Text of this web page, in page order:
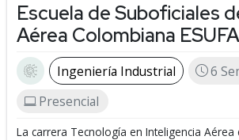
Escuela de Suboficiales
Aérea Colombiana ESUFA
Ingeniería Industrial
6
Presencial
La carrera Tecnología en Inteligencia Aérea